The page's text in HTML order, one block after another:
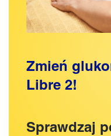
Zmień
Libre 2!
Sprawdzaj